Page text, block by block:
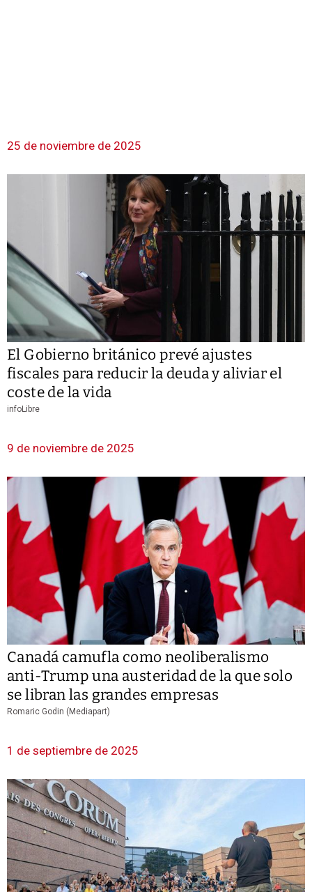
25 de noviembre de 2025
El Gobierno británico prevé ajustes
fiscales para reducir la deuda y aliviar el
coste de la vida
infoLibre
9 de noviembre de 2025
Canadá camufla como neoliberalismo
anti-Trump una austeridad de la que solo
se libran las grandes empresas
Romaric Godin (Mediapart)
1 de septiembre de 2025